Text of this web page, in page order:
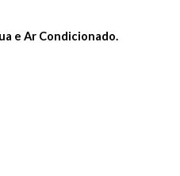
e Ar Condicionado.